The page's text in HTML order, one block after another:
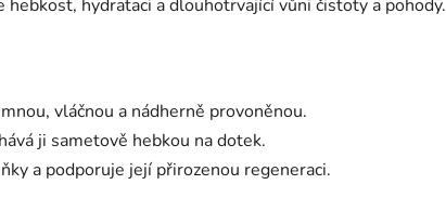
hydrataci a dlouhotrvající vůni čistoty a pohody.
vláčnou a nádherně provoněnou.
ji sametově hebkou na dotek.
a podporuje její přirozenou regeneraci.